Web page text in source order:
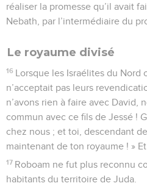
réaliser la promesse qu’il avait
Nebath, par l’intermédiaire du
Le royaume divisé
16 Lorsque les Israélites du Nord
n’acceptait pas leurs
n’avons rien à faire avec David,
commun avec ce fils de Jessé !
chez nous ; et toi, descendant
maintenant de ton royaume ! »
17 Roboam ne fut plus reconnu
habitants du territoire de Juda.